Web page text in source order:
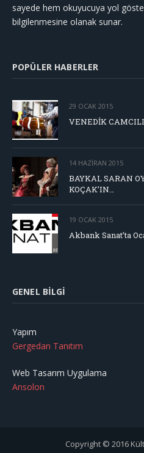
sayede hem okuyucuya yol
bilgilenmesine olanak sunar.
POPÜLER HABERLER
29 OCAK 2015
VENEDİK
14 HAZIRAN 2015
BAYKAL SARAN
KOÇAK’IN…
19 OCAK 2015
Akbank Sanat’ta
GENEL BILGI
Yapım
Gergedan Tanıtım
Web Tasarım Uygulama
Ansolon
Copyright © 2016